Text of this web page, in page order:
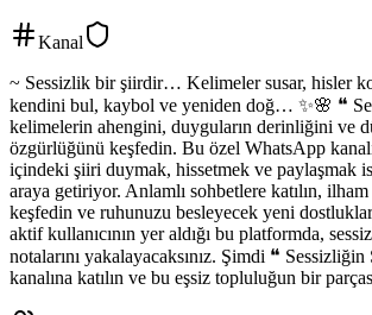
Kanal
~ Sessizlik bir şiirdir… Kelimeler susar, hisler
kendini bul, kaybol ve yeniden doğ… ✨️🌸 ❝
kelimelerin ahengini, duyguların derinliğini ve
özgürlüğünü keşfedin. Bu özel WhatsApp
içindeki şiiri duymak, hissetmek ve paylaşmak
araya getiriyor. Anlamlı sohbetlere katılın,
keşfedin ve ruhunuzu besleyecek yeni
aktif kullanıcının yer aldığı bu platformda,
notalarını yakalayacaksınız. Şimdi ❝
kanalına katılın ve bu eşsiz topluluğun bir